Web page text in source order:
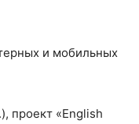
и мобильных
проект «English